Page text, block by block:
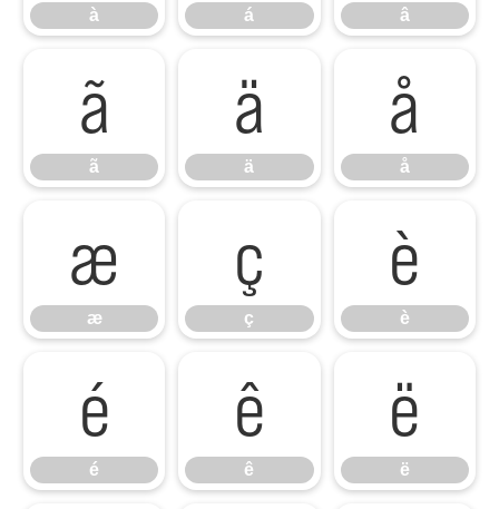
à á â
ã
ã
ä
ä
å
å
æ
æ
ç
ç
è
è
é
é
ê
ê
ë
ë